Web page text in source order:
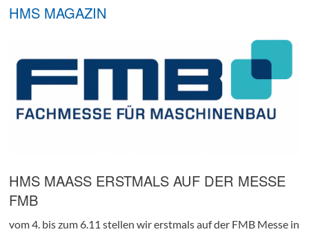
HMS MAGAZIN
HMS MAASS ERSTMALS AUF DER MESSE
FMB
vom 4. bis zum 6.11 stellen wir erstmals auf der FMB Messe in